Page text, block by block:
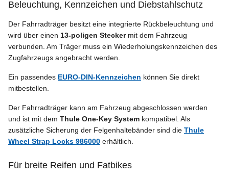
Beleuchtung, Kennzeichen und Diebstahlschutz
Der Fahrradträger besitzt eine integrierte Rückbeleuchtung und
wird über einen 13-poligen Steckermit dem Fahrzeug
verbunden. Am Träger muss ein Wiederholungskennzeichen des
Zugfahrzeugs angebracht werden.
Ein passendes EURO-DIN-Kennzeichen können Sie direkt
mitbestellen.
Der Fahrradträger kann am Fahrzeug abgeschlossen werden
und ist mit dem Thule One-Key System kompatibel. Als
zusätzliche Sicherung der Felgenhaltebänder sind die Thule
Wheel Strap Locks 986000 erhältlich.
Für breite Reifen und Fatbikes